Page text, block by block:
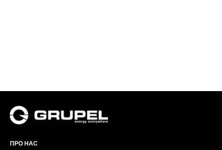
ПРО НАС